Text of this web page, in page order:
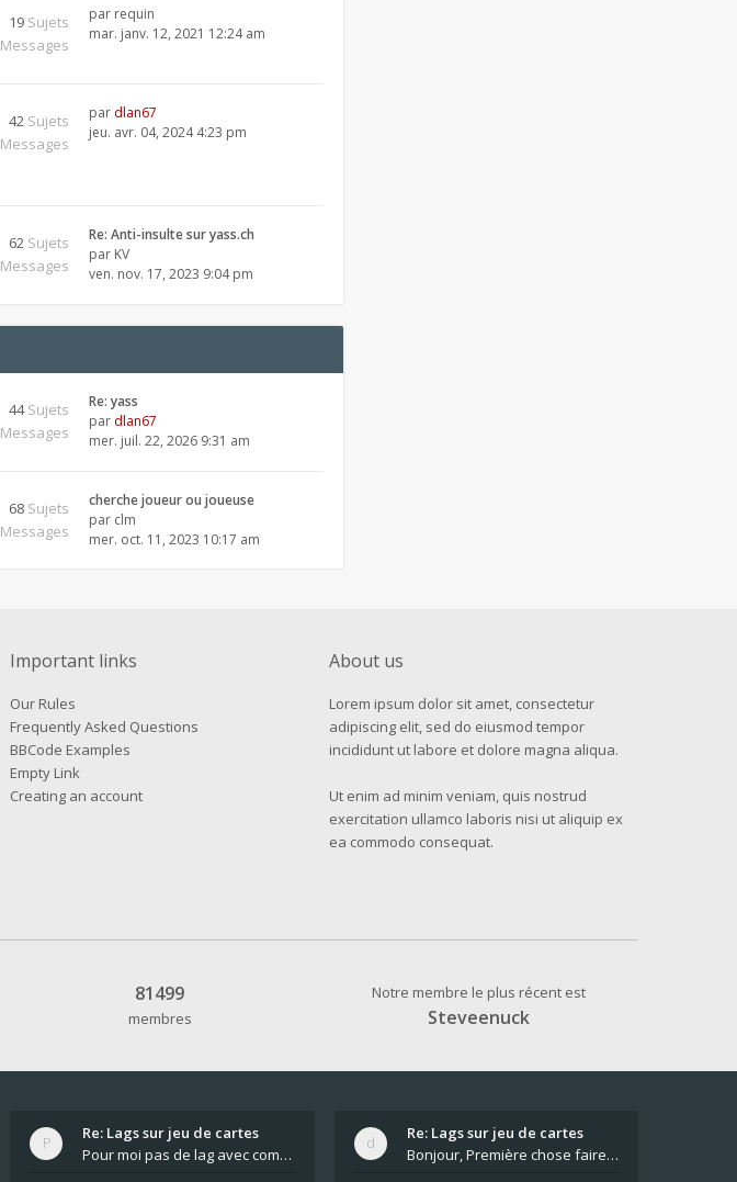
19 Sujets
Messages
par requin
mar. janv. 12, 2021 12:24 am
42 Sujets
Messages
par dlan67
jeu. avr. 04, 2024 4:23 pm
62 Sujets
Messages
Re: Anti-insulte sur yass.ch
par KV
ven. nov. 17, 2023 9:04 pm
44Sujets
Messages
Re: yass
par dlan67
mer. juil. 22, 2026 9:31 am
68 Sujets
Messages
cherche joueur ou joueuse
par clm
mer. oct. 11, 2023 10:17 am
Important links
Our Rules
Frequently Asked Questions
BBCode Examples
Empty Link
Creating an account
About us
Lorem ipsum dolor sit amet, consectetur
adipiscing elit, sed do eiusmod tempor
incididunt ut labore et dolore magna aliqua.
Ut enim ad minim veniam, quis nostrud
exercitation ullamco laboris nisi ut aliquip ex
ea commodo consequat.
81499
membres
Notre membre le plus récent est
Steveenuck
Re: Lags sur jeu de cartes
Pour moi pas de lag avec comme navigateur Chrome
Re: Lags sur jeu de cartes
Bonjour, Première chose faire un arrêt complet de